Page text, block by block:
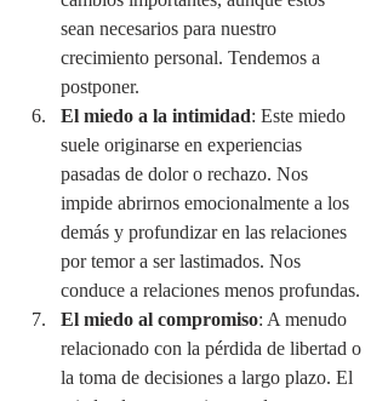
sean necesarios para nuestro
crecimiento personal. Tendemos a
postponer.
El miedo a la intimidad: Este miedo
suele originarse en experiencias
pasadas de dolor o rechazo. Nos
impide abrirnos emocionalmente a los
demás y profundizar en las relaciones
por temor a ser lastimados. Nos
conduce a relaciones menos profundas.
El miedo al compromiso: A menudo
relacionado con la pérdida de libertad o
la toma de decisiones a largo plazo. El